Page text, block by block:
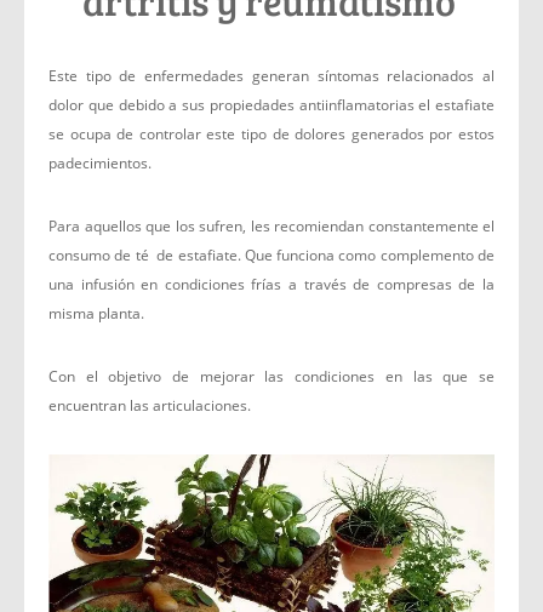
Este tipo de enfermedades generan síntomas relacionados al
dolor que debido a sus propiedades antiinflamatorias el estafiate
se ocupa de controlar este tipo de dolores generados por estos
padecimientos.
Para aquellos que los sufren, les recomiendan constantemente el
consumo de té de estafiate. Que funciona como complemento de
una infusión en condiciones frías a través de compresas de la
misma planta.
Con el objetivo de mejorar las condiciones en las que se
encuentran las articulaciones.